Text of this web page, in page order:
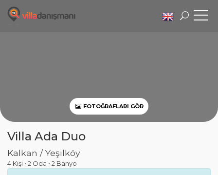
FOTOĞRAFLARI GÖR
Villa Ada Duo
Kalkan / Yeşilköy
4 Kişi • 2 Oda • 2 Banyo